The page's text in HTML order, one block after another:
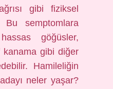
gibi fiziksel
Bu semptomlara
göğüsler,
kanama gibi diğer
Hamileliğin
neler yaşar?